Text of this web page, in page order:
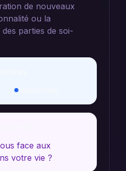
de nouveaux
ou la
parties de soi-
Inquiétude
face aux
votre vie ?